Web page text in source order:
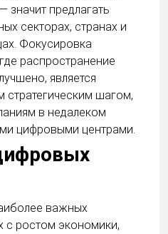
значит предлагать
секторах, странах и
Фокусировка
распространение
является
шагом,
в недалеком
цифровыми центрами.
важных
с ростом экономики,